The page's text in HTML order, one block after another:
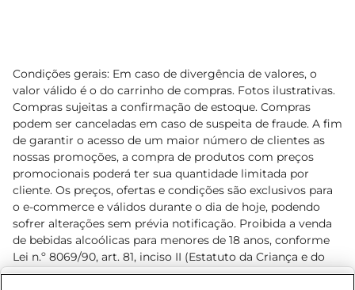
Condições gerais: Em caso de divergência de valores, o
valor válido é o do carrinho de compras. Fotos ilustrativas.
Compras sujeitas a confirmação de estoque. Compras
podem ser canceladas em caso de suspeita de fraude. A fim
de garantir o acesso de um maior número de clientes as
nossas promoções, a compra de produtos com preços
promocionais poderá ter sua quantidade limitada por
cliente. Os preços, ofertas e condições são exclusivos para
o e-commerce e válidos durante o dia de hoje, podendo
sofrer alterações sem prévia notificação. Proibida a venda
de bebidas alcoólicas para menores de 18 anos, conforme
Lei n.º 8069/90, art. 81, inciso II (Estatuto da Criança e do
Adolescente). Preços e condições exclusivos para o